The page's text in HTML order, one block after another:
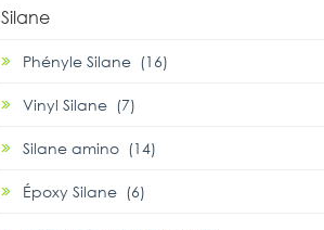
Silane
Phényle Silane (16)
Vinyl Silane (7)
Silane amino (14)
Époxy Silane (6)